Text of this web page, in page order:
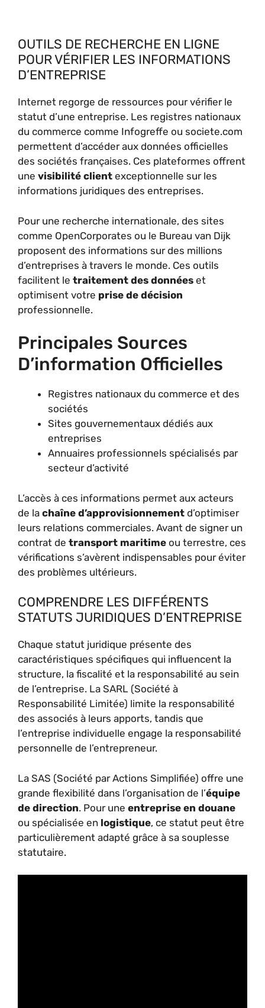
OUTILS DE RECHERCHE EN LIGNE
POUR VÉRIFIER LES INFORMATIONS
D’ENTREPRISE
Internet regorge de ressources pour vérifier le
statut d’une entreprise. Les registres nationaux
du commerce comme Infogreffe ou societe.com
permettent d’accéder aux données officielles
des sociétés françaises. Ces plateformes offrent
une visibilité client exceptionnelle sur les
informations juridiques des entreprises.
Pour une recherche internationale, des sites
comme OpenCorporates ou le Bureau van Dijk
proposent des informations sur des millions
d’entreprises à travers le monde. Ces outils
facilitent le traitement des données et
optimisent votre prise de décision
professionnelle.
Principales Sources
D’information Officielles
Registres nationaux du commerce et des
sociétés
Sites gouvernementaux dédiés aux
entreprises
Annuaires professionnels spécialisés par
secteur d’activité
L’accès à ces informations permet aux acteurs
de la chaîne d’approvisionnement d’optimiser
leurs relations commerciales. Avant de signer un
contrat de transport maritime ou terrestre, ces
vérifications s’avèrent indispensables pour éviter
des problèmes ultérieurs.
COMPRENDRE LES DIFFÉRENTS
STATUTS JURIDIQUES D’ENTREPRISE
Chaque statut juridique présente des
caractéristiques spécifiques qui influencent la
structure, la fiscalité et la responsabilité au sein
de l’entreprise. La SARL (Société à
Responsabilité Limitée) limite la responsabilité
des associés à leurs apports, tandis que
l’entreprise individuelle engage la responsabilité
personnelle de l’entrepreneur.
La SAS (Société par Actions Simplifiée) offre une
grande flexibilité dans l’organisation de l’équipe
de direction. Pour une entreprise en douane
ou spécialisée en logistique, ce statut peut être
particulièrement adapté grâce à sa souplesse
statutaire.